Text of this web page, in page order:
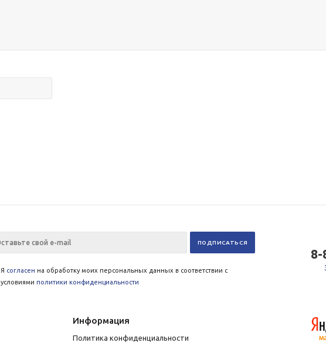
Я согласен на обработку моих персональных данных в соответствии с
условиями политики конфиденциальности
8-
Информация
Политика конфиденциальности